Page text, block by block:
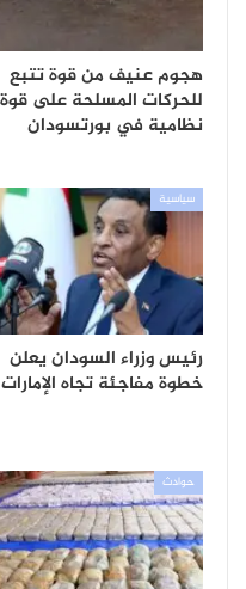
هجوم عنيف من قوة تتبع
للحركات المسلحة على قوة
نظامية في بورتسودان
سياسية
رئيس وزراء السودان يعلن
خطوة مفاجئة تجاه الإمارات
حوادث